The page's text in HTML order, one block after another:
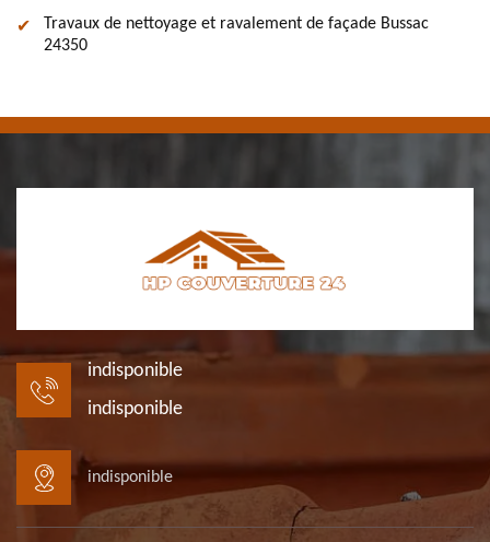
Travaux de nettoyage et ravalement de façade Bussac
24350
indisponible
indisponible
indisponible